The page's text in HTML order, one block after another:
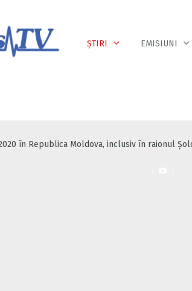
ȘTIRI
EMISIUNI